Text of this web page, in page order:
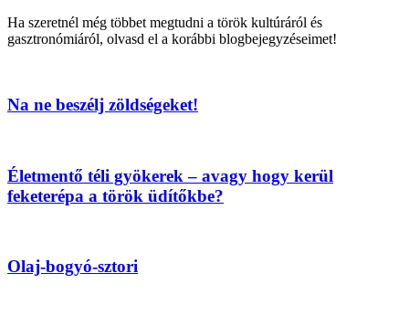
Ha szeretnél még többet megtudni a török kultúráról és
gasztronómiáról, olvasd el a korábbi blogbejegyzéseimet!
Na ne beszélj zöldségeket!
Életmentő téli gyökerek – avagy hogy kerül
feketerépa a török üdítőkbe?
Olaj-bogyó-sztori